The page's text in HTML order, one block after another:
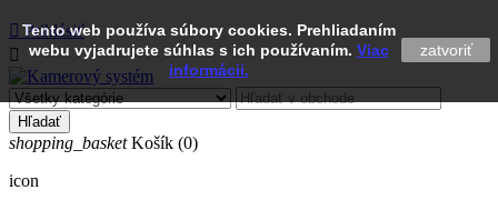
Tento web používa súbory cookies. Prehliadaním
webu vyjadrujete súhlas s ich používaním. Viac
informácii.
zatvoriť
 Prihlásiť

Hľadať
shopping_basket Košík (0)
icon